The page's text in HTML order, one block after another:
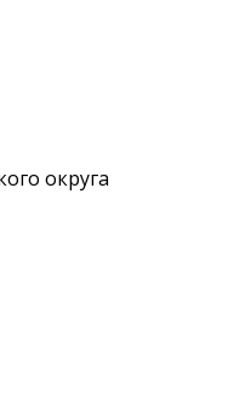
округа